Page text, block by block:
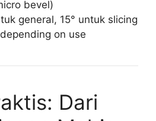
bevel)
general, 15° untuk slicing
on use
Dari